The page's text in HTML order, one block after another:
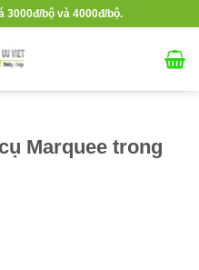
bộ và 4000đ/bộ.
Marquee trong